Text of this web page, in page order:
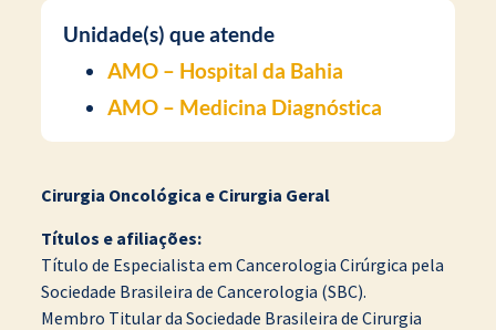
Unidade(s) que atende
AMO – Hospital da Bahia
AMO – Medicina Diagnóstica
Cirurgia Oncológica e Cirurgia Geral
Títulos e afiliações:
Título de Especialista em Cancerologia Cirúrgica pela
Sociedade Brasileira de Cancerologia (SBC).
Membro Titular da Sociedade Brasileira de Cirurgia